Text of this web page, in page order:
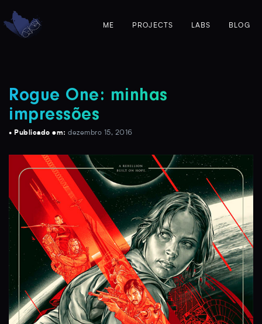
ME PROJECTS LABS BLOG
Rogue One: minhas
impressões
• Publicado em: dezembro 15, 2016